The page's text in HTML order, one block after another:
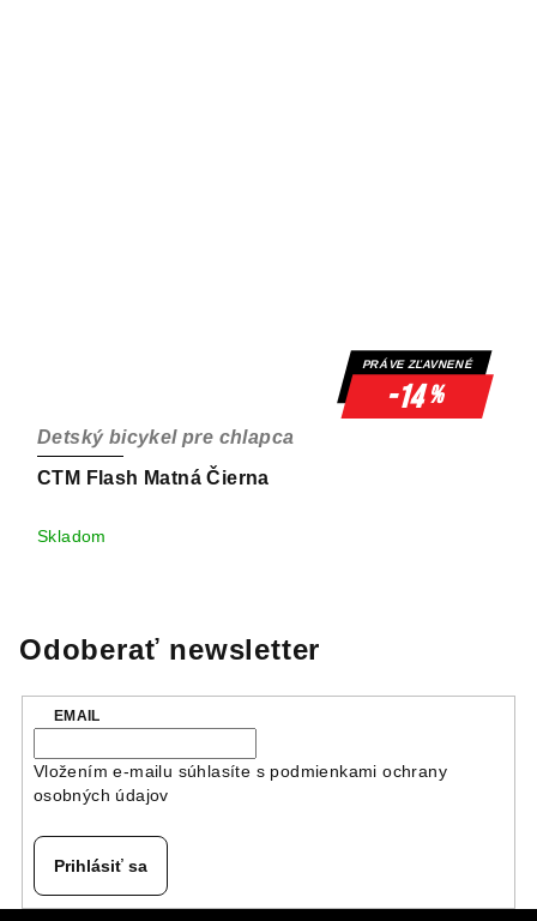
PRÁVE ZĽAVNENÉ
-14%
CTM Flash Matná Čierna
Detský bicykel pre chlapca
Skladom
Odoberať newsletter
EMAIL
Vložením e-mailu súhlasíte s podmienkami ochrany
osobných údajov
Prihlásiť sa